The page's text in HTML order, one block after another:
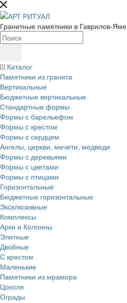
Гранитные памятники в Гаврилов-Яме
Каталог
Памятники из гранита
Вертикальные
Бюджетные вертикальные
Стандартные формы
Формы с барельефом
Формы с крестом
Формы с сердцем
Ангелы, церкви, мечети, медведи
Формы с деревьями
Формы с цветами
Формы с птицами
Горизонтальные
Бюджетные горизонтальные
Эксклюзивные
Комплексы
Арки и Колонны
Элитные
Двойные
С крестом
Маленькие
Памятники из мрамора
Цоколя
Ограды